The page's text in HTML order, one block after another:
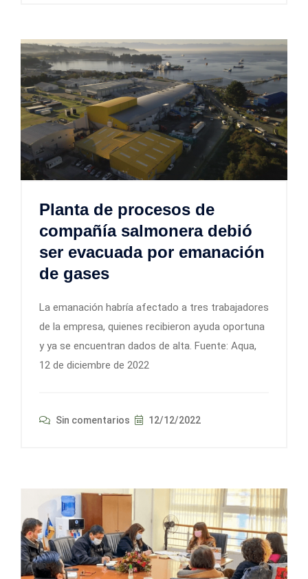
Planta de procesos de
compañía salmonera debió
ser evacuada por emanación
de gases
La emanación habría afectado a tres trabajadores
de la empresa, quienes recibieron ayuda oportuna
y ya se encuentran dados de alta. Fuente: Aqua,
12 de diciembre de 2022
Sin comentarios 12/12/2022